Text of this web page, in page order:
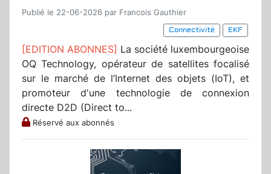
Publié le 22-06-2026 par Francois Gauthier
Connectivité
EKF
[EDITION ABONNES] La société luxembourgeoise
OQ Technology, opérateur de satellites focalisé
sur le marché de l’Internet des objets (IoT), et
promoteur d'une technologie de connexion
directe D2D (Direct to...
Réservé aux abonnés